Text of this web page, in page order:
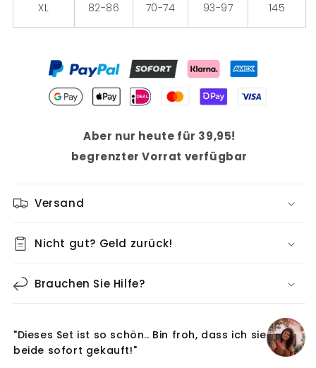
XL 82-86 70-74 93-97 145
Aber nur heute für 39,95!
begrenzter Vorrat verfügbar
Versand
Nicht gut? Geld zurück!
Brauchen Sie Hilfe?
"Dieses Set ist so schön.. Bin froh, dass ich sie
beide sofort gekauft!"